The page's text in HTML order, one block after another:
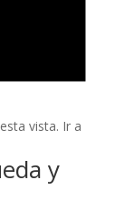
vista. Ir a
y